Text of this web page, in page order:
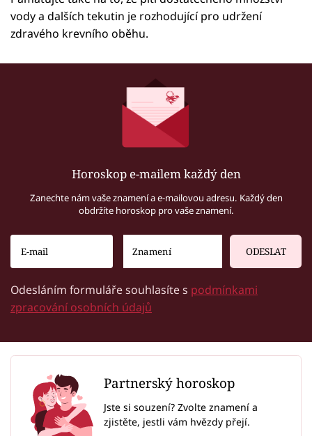
vody a dalších tekutin je rozhodující pro udržení
zdravého krevního oběhu.
Horoskop e-mailem každý den
Zanechte nám vaše znamení a e-mailovou adresu. Každý den
obdržíte horoskop pro vaše znamení.
ODESLAT
Odesláním formuláře souhlasíte s podmínkami
zpracování osobních údajů
Partnerský horoskop
Jste si souzení? Zvolte znamení a
zjistěte, jestli vám hvězdy přejí.